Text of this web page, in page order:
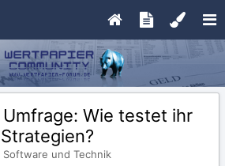
Wie testet ihr
Software und Technik